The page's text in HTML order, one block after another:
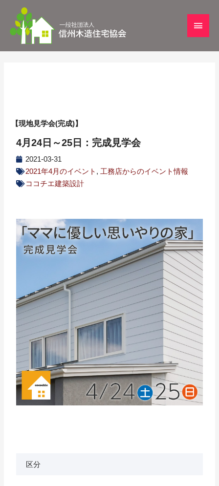
【現地見学会(完成)】
4月24日～25日：完成見学会
2021-03-31
2021年4月のイベント , 工務店からのイベント情報
ココチエ建築設計
区分